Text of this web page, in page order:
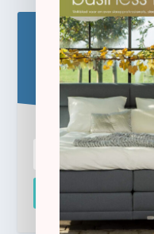
Blijf
Schrijf u hier in